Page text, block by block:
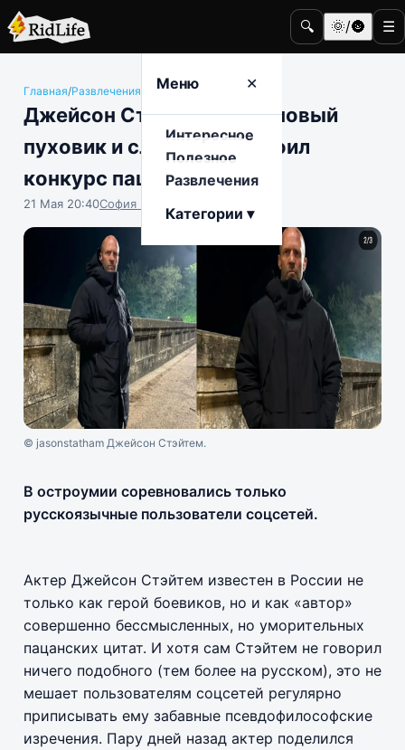
🔍 🌞/🌚 ☰
Меню ✕
Интересное
Полезное
Развлечения
Категории ▾
Главная/Развлечения Знаменитости
Джейсон Стэйтем купил новый
пуховик и случайно устроил
конкурс пацанских цитат
21 Мая 20:40София Насыпова
© jasonstatham Джейсон Стэйтем.
В остроумии соревновались только
русскоязычные пользователи соцсетей.
Актер Джейсон Стэйтем известен в России не
только как герой боевиков, но и как «автор»
совершенно бессмысленных, но уморительных
пацанских цитат. И хотя сам Стэйтем не говорил
ничего подобного (тем более на русском), это не
мешает пользователям соцсетей регулярно
приписывать ему забавные псевдофилософские
изречения. Пару дней назад актер поделился